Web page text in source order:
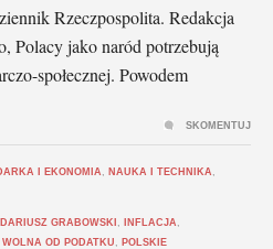
Rzeczpospolita. Redakcja
Polacy jako naród potrzebują
społecznej. Powodem
I EKONOMIA NAUKA I TECHNIKA
GRABOWSKI INFLACJA
WOLNA OD PODATKU
POLSKIE
SKOMENTUJ